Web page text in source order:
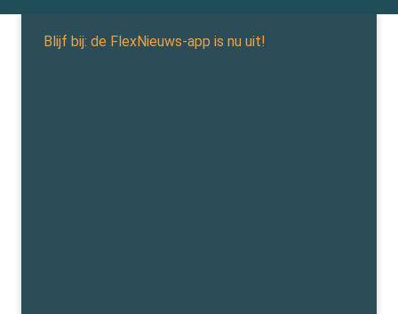
Blijf bij: de FlexNieuws-app is nu uit!